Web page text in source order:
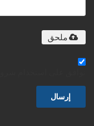
ملحق
إرسال